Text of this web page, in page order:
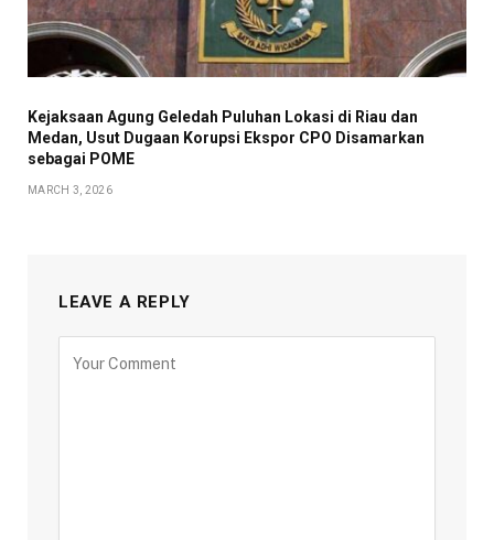
Kejaksaan Agung Geledah Puluhan Lokasi di Riau dan
Medan, Usut Dugaan Korupsi Ekspor CPO Disamarkan
sebagai POME
MARCH 3, 2026
LEAVE A REPLY